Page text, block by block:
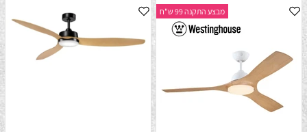
מבצע התקנה 99 ש"ח